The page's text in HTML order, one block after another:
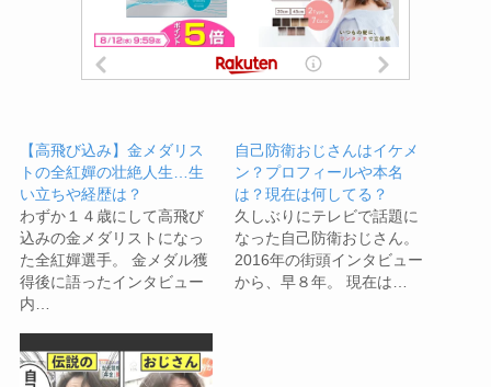
【高飛び込み】金メダリス
トの全紅嬋の壮絶人生…生
い立ちや経歴は？
わずか１４歳にして高飛び
込みの金メダリストになっ
た全紅嬋選手。 金メダル獲
得後に語ったインタビュー
内…
自己防衛おじさんはイケメ
ン？プロフィールや本名
は？現在は何してる？
久しぶりにテレビで話題に
なった自己防衛おじさん。
2016年の街頭インタビュー
から、早８年。 現在は…